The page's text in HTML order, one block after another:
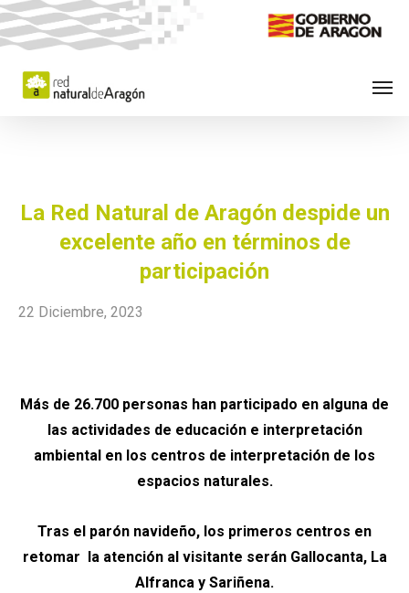
Skip
to
content
La Red Natural de Aragón despide un
excelente año en términos de
participación
22 Diciembre, 2023
Más de 26.700 personas han participado en alguna de
las actividades de educación e interpretación
ambiental en los centros de interpretación de los
espacios naturales.
Tras el parón navideño, los primeros centros en
retomar la atención al visitante serán Gallocanta, La
Alfranca y Sariñena.